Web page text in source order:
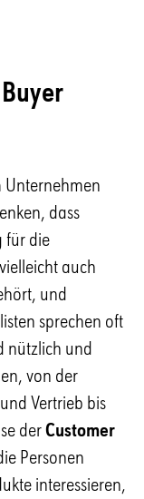
dass
für die
auch
und
sprechen oft
nützlich und
von der
Vertrieb bis
derCustomer
Personen
interessieren,